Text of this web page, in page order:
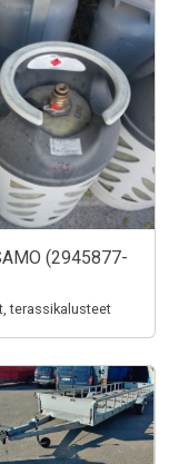
(2945877-
terassikalusteet